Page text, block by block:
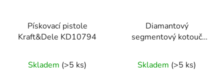
Pískovací pistole
Kraft&Dele KD10794
Skladem (>5 ks)
Diamantový
segmentový kotouč
TDCS-2302T
Skladem (>5 ks)